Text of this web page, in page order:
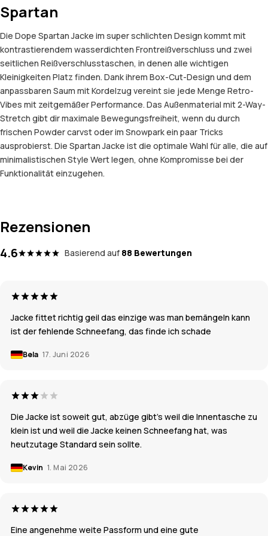
Spartan
Die Dope Spartan Jacke im super schlichten Design kommt mit
kontrastierendem wasserdichten Frontreißverschluss und zwei
seitlichen Reißverschlusstaschen, in denen alle wichtigen
Kleinigkeiten Platz finden. Dank ihrem Box-Cut-Design und dem
anpassbaren Saum mit Kordelzug vereint sie jede Menge Retro-
Vibes mit zeitgemäßer Performance. Das Außenmaterial mit 2-Way-
Stretch gibt dir maximale Bewegungsfreiheit, wenn du durch
frischen Powder carvst oder im Snowpark ein paar Tricks
ausprobierst. Die Spartan Jacke ist die optimale Wahl für alle, die auf
minimalistischen Style Wert legen, ohne Kompromisse bei der
Funktionalität einzugehen.
Rezensionen
4.6 Basierend auf 88 Bewertungen
Jacke fittet richtig geil das einzige was man bemängeln kann
ist der fehlende Schneefang, das finde ich schade
Bela 17. Juni 2026
Die Jacke ist soweit gut, abzüge gibt's weil die Innentasche zu
klein ist und weil die Jacke keinen Schneefang hat, was
heutzutage Standard sein sollte.
Kevin 1. Mai 2026
Eine angenehme weite Passform und eine gute